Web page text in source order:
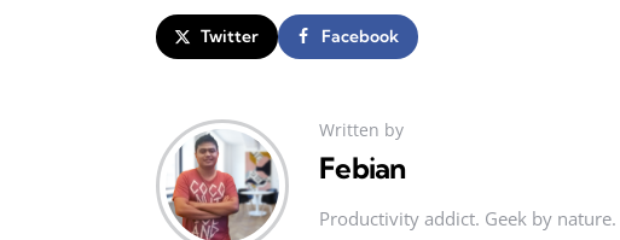
Twitter Facebook
Written by
Febian
Productivity addict. Geek by